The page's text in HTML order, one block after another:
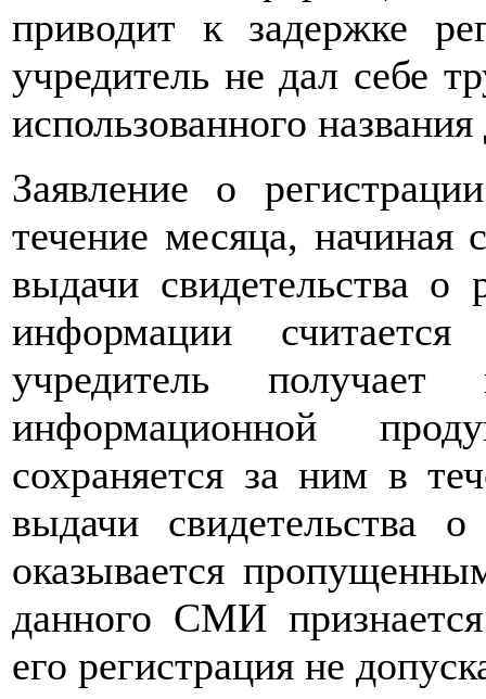
приводит к задержке
учредитель не дал себе
использованного
Заявление о
течение месяца,
выдачи свидетельства о
информации
учредитель получает
информационной
сохраняется за ним в
выдачи свидетельства
оказывается
данного СМИ
его регистрация не